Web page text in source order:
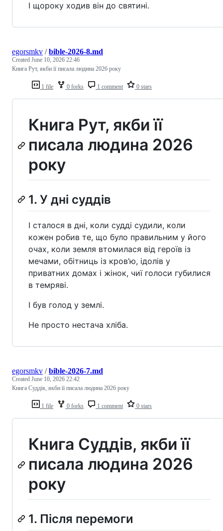
І щороку ходив він до святині.
1 file 0 forks 1 comment 0 stars
egorsmkv /bible-2026-8.md
Created June 10, 2026 22:46
Книга Рут, якби її писала людина 2026 року
Книга Рут, якби її
писала людина 2026
року
1. У дні суддів
І сталося в дні, коли судді судили, коли
кожен робив те, що було правильним у його
очах, коли земля втомилася від героїв із
мечами, обітниць із кров’ю, ідолів у
приватних домах і жінок, чиї голоси губилися
в темряві.
І був голод у землі.
Не просто нестача хліба.
1 file 0 forks 1 comment 0 stars
egorsmkv /bible-2026-7.md
Created June 10, 2026 22:42
Книга Суддів, якби її писала людина 2026 року
Книга Суддів, якби її
писала людина 2026
року
1. Після перемоги